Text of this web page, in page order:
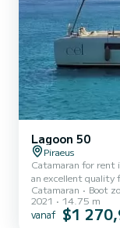
Lagoon 50
Piraeus
Catamaran for rent
an excellent quality
few weeks. You are going to have an exceptional cruise on this
catamaran of 15
passengers when
Catamaran Boot
2021
14.75 m
vanaf $1